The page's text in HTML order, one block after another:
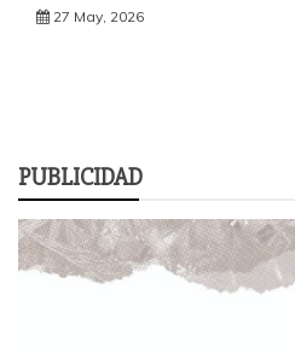
27 May, 2026
PUBLICIDAD